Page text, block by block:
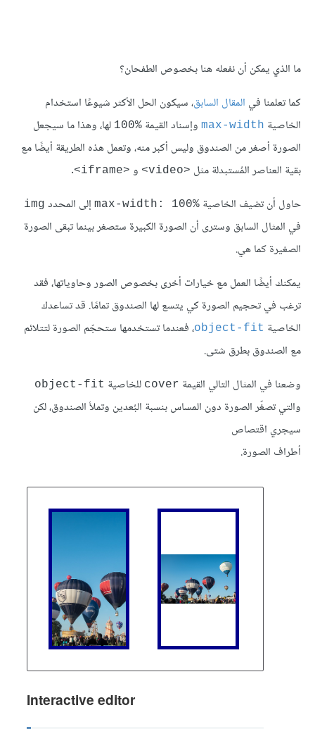
ما الذي يمكن أن نفعله هنا بخصوص الطفحان؟
كما تعلمنا في المقال السابق، سيكون الحل الأكثر شيوعًا استخدام
الخاصية max-width وإسناد القيمة %100
لها، وهذا ما سيجعل
الصورة أصغر من الصندوق وليس أكبر منه، وتعمل هذه الطريقة أيضًا مع
بقية العناصر المُستبدلة مثل <video> و <iframe>
.
حاول أن تضيف الخاصية max-width: 100% إلى المحدد img
في المثال السابق وسترى أن الصورة الكبيرة ستصغر بينما تبقى الصورة
الصغيرة كما هي.
يمكنك أيضًا العمل مع خيارات أخرى بخصوص الصور وحاوياتها، فقد
ترغب في تحجيم الصورة كي يتسع لها الصندوق تمامًا. قد تساعدك
الخاصية object-fit، فعندما تستخدمها ستحجّم الصورة لتتلائم
مع الصندوق بطرق شتى.
وضعنا في المثال التالي القيمة cover للخاصية object-fit
والتي تصغّر الصورة دون المساس بنسبة البُعدين وتملأ الصندوق، لكن
سيجري اقتصاص
أطراف الصورة.